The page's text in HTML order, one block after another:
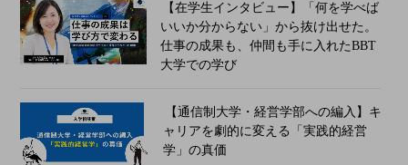
【在学生インタビュー】「何を学べば
いいか分からない」から抜け出せた。
仕事の成果も、仲間も手に入れたBBT
大学での学び
【通信制大学・経営学部への編入】キ
ャリアを劇的に変える「実践的経営
学」の真価